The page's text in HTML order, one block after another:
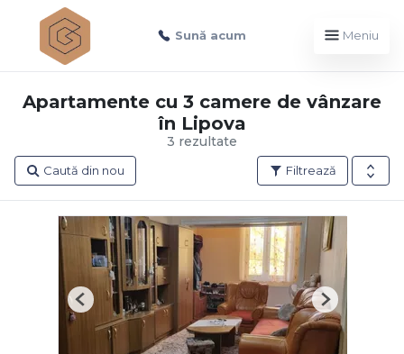
Sună acum Meniu
3 rezultate
Apartamente cu 3 camere de vânzare
în Lipova
Filtrează
Caută din nou
Previous Next